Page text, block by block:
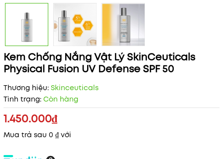
Kem Chống Nắng Vật Lý SkinCeuticals
Physical Fusion UV Defense SPF 50
Thương hiệu: Skinceuticals
Tình trạng: Còn hàng
1.450.000₫
Mua trả sau 0 ₫ với